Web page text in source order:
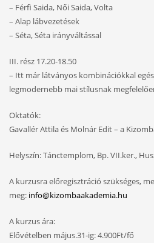
– Férfi Saida, Női Saida, Volta
– Alap lábvezetések
– Séta, Séta irányváltással
III. rész 17.20-18.50
– Itt már látványos kombinációkkal
legmodernebb mai stílusnak
Oktatók:
Gavallér Attila és Molnár Edit – a
Helyszín: Tánctemplom, Bp. VII.ker.,
A kurzusra előregisztráció szükséges,
meg: info@kizombaakademia.hu
A kurzus ára:
Elővételben május.31-ig: 4.900Ft/fő